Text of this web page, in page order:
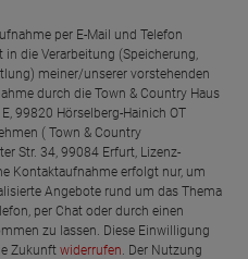
per E-Mail und Telefon
die Verarbeitung (Speicherung,
meiner/unserer vorstehenden
durch die Town & Country Haus
99820 Hörselberg-Hainich OT
( Town & Country
Str. 34, 99084 Erfurt, Lizenz-
Kontaktaufnahme erfolgt nur, um
Angebote rund um das Thema
per Chat oder durch einen
zu lassen. Diese Einwilligung
Zukunftwiderrufen . Der Nutzung